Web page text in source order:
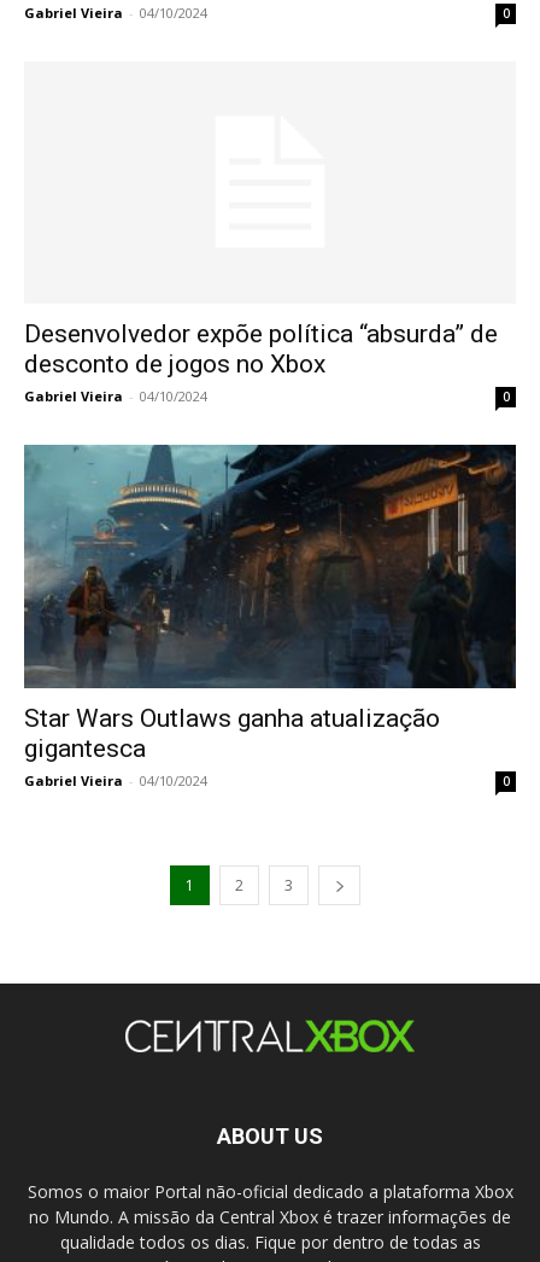
Gabriel Vieira - 04/10/2024 0
Desenvolvedor expõe política “absurda” de
desconto de jogos no Xbox
Gabriel Vieira - 04/10/2024 0
Star Wars Outlaws ganha atualização
gigantesca
Gabriel Vieira - 04/10/2024 0
1 2 3
ABOUT US
Somos o maior Portal não-oficial dedicado a plataforma Xbox
no Mundo. A missão da Central Xbox é trazer informações de
qualidade todos os dias. Fique por dentro de todas as